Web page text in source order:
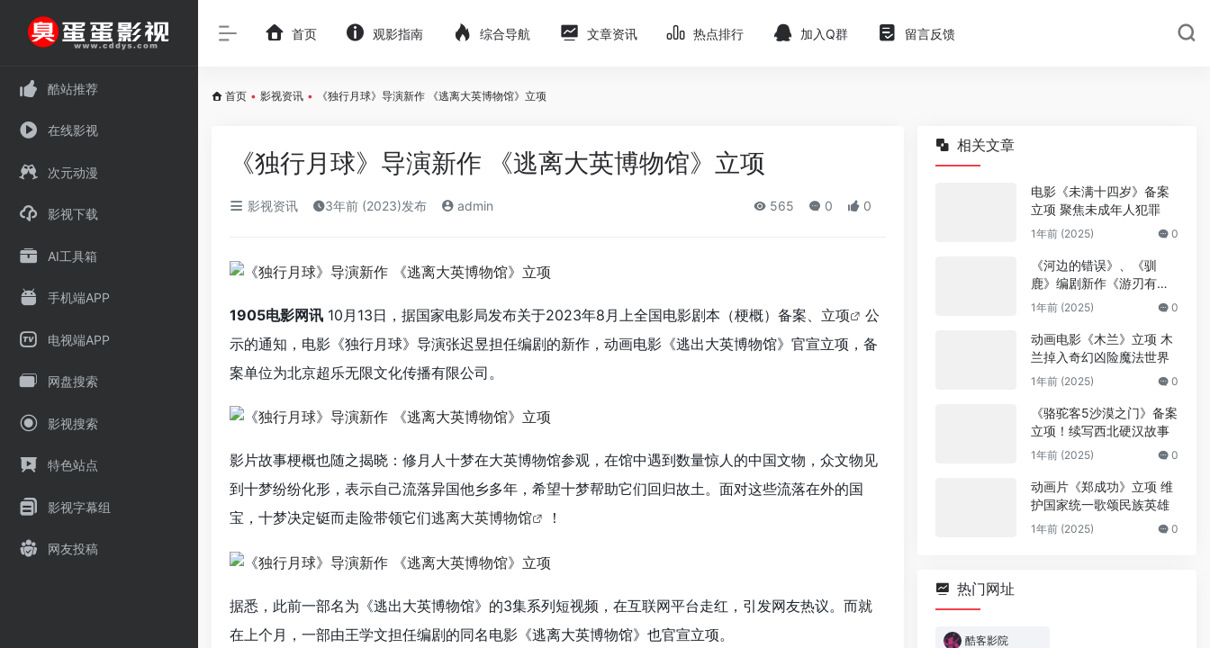
酷站推荐
在线影视
次元动漫
影视下载
AI工具箱
手机端APP
电视端APP
网盘搜索
影视搜索
特色站点
影视字幕组
网友投稿
首页 观影指南 综合导航 文章资讯 热点排行 加入Q群 留言反馈
首页 • 影视资讯 • 《独行月球》导演新作 《逃离大英博物馆》立项
《独行月球》导演新作 《逃离大英博物馆》立项
影视资讯 3年前 (2023)发布 admin 565 0 0
1905电影网讯 10月13日，据国家电影局发布关于2023年8月上全国电影剧本（梗概）备案、 立项
公
示的通知，电影《独行月球》导演张迟昱担任编剧的新作，动画电影《逃出大英博物馆》官宣立项，备
案单位为北京超乐无限文化传播有限公司。
影片故事梗概也随之揭晓：修月人十梦在大英博物馆参观，在馆中遇到数量惊人的中国文物，众文物见
到十梦纷纷化形，表示自己流落异国他乡多年，希望十梦帮助它们回归故土。面对这些流落在外的国
宝，十梦决定铤而走险带领它们逃离大英博物馆 ！
据悉，此前一部名为《逃出大英博物馆》的3集系列短视频，在互联网平台走红，引发网友热议。而就
在上个月，一部由王学文担任编剧的同名电影《逃离大英博物馆》也官宣立项。
相关文章
电影《未满十四岁》备案
立项 聚焦未成年人犯罪
1年前 (2025) 0
《河边的错误》、《驯
鹿》编剧新作《游刃有
余》
1年前 (2025) 0
动画电影《木兰》立项 木
兰掉入奇幻凶险魔法世界
1年前 (2025) 0
《骆驼客5沙漠之门》备案
立项！续写西北硬汉故事
1年前 (2025) 0
动画片《郑成功》立项 维
护国家统一歌颂民族英雄
1年前 (2025) 0
热门网址
酷客影院